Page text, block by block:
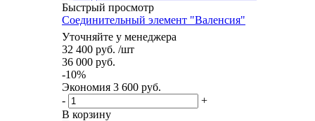
Быстрый просмотр
Соединительный элемент "Валенсия"
Уточняйте у менеджера
32 400 руб. /шт
36 000 руб.
-10%
Экономия 3 600 руб.
-
+
В корзину